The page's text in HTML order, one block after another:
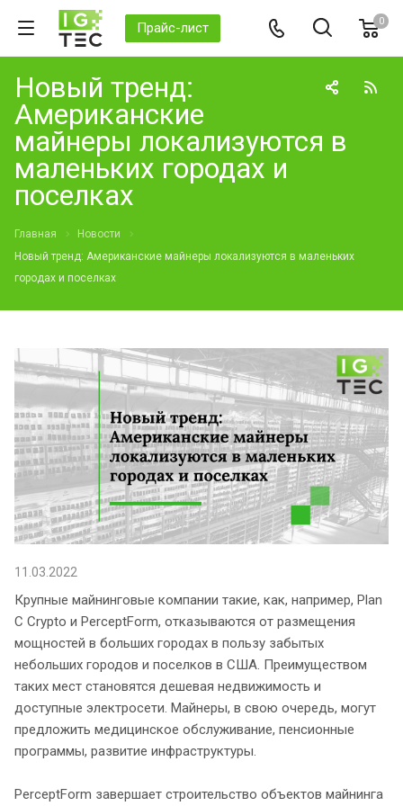
Прайс-лист 0
Новый тренд:
Американские
майнеры локализуются в
маленьких городах и
поселках
Главная
Новости
Новый тренд: Американские майнеры локализуются в маленьких
городах и поселках
11.03.2022
Крупные майнинговые компании такие, как, например, Plan
C Crypto и PerceptForm, отказываются от размещения
мощностей в больших городах в пользу забытых
небольших городов и поселков в США. Преимуществом
таких мест становятся дешевая недвижимость и
доступные электросети. Майнеры, в свою очередь, могут
предложить медицинское обслуживание, пенсионные
программы, развитие инфраструктуры.
PerceptForm завершает строительство объектов майнинга